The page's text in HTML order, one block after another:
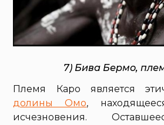
7) Бива Бермо,
Племя Каро является
долины Омо,
исчезновения.